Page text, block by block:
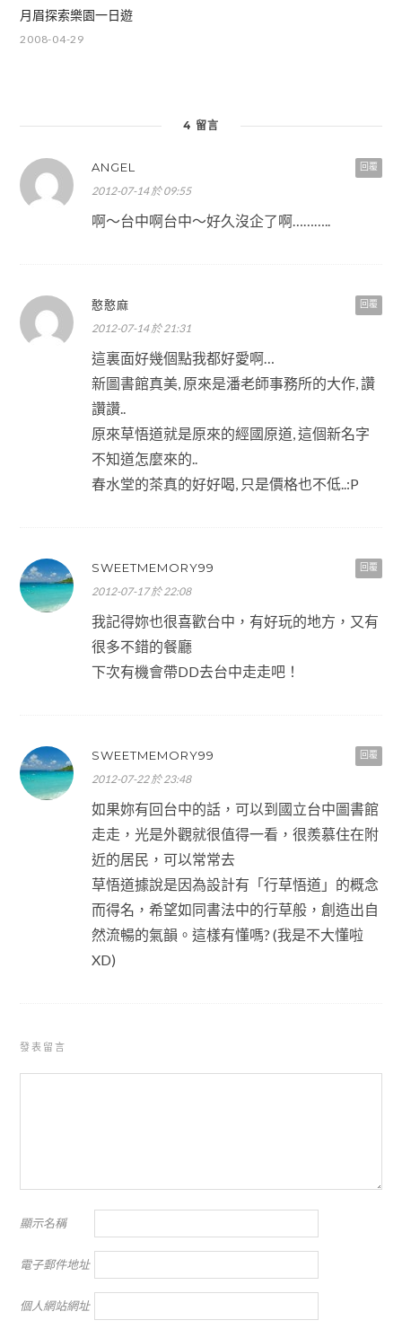
月眉探索樂園一日遊
2008-04-29
4 留言
回覆
ANGEL
2012-07-14 於 09:55
啊～台中啊台中～好久沒企了啊………..
回覆
憨憨麻
2012-07-14 於 21:31
這裏面好幾個點我都好愛啊…
新圖書館真美, 原來是潘老師事務所的大作, 讚
讚讚..
原來草悟道就是原來的經國原道, 這個新名字
不知道怎麼來的..
春水堂的茶真的好好喝, 只是價格也不低..:P
回覆
SWEETMEMORY99
2012-07-17 於 22:08
我記得妳也很喜歡台中，有好玩的地方，又有
很多不錯的餐廳
下次有機會帶DD去台中走走吧！
回覆
SWEETMEMORY99
2012-07-22 於 23:48
如果妳有回台中的話，可以到國立台中圖書館
走走，光是外觀就很值得一看，很羨慕住在附
近的居民，可以常常去
草悟道據說是因為設計有「行草悟道」的概念
而得名，希望如同書法中的行草般，創造出自
然流暢的氣韻。這樣有懂嗎? (我是不大懂啦
XD)
發表留言
顯示名稱
電子郵件地址
個人網站網址